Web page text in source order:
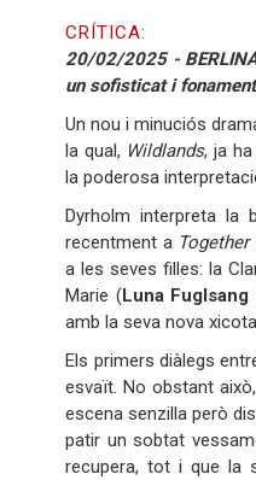
CRÍTICA:
20/02/2025 -
un sofisticat i
Un nou i minuciós
la qual, Wildlands, ja
la poderosa
Dyrholm interpreta la
recentment a Together
a les seves filles: la
Marie (Luna Fuglsang
amb la seva nova
Els primers diàlegs
esvaït. No obstant
escena senzilla però
patir un sobtat
recupera, tot i que la